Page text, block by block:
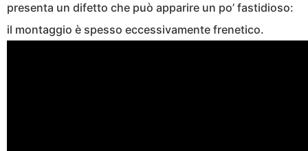
presenta un difetto che può apparire un po’ fastidioso:
il montaggio è spesso eccessivamente frenetico.